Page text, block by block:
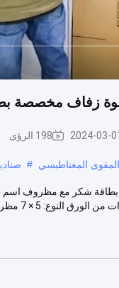
زفاف مخصصة
2024-03- 198 الرؤى
المغناطيسي #
شكر مع مظروف اسم
النوع: 5 × 7 مظرو...